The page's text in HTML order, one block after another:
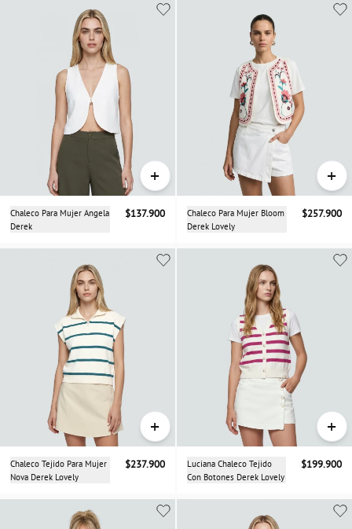
+
Chaleco Para Mujer Angela
Derek
$137.900
+
Chaleco Para Mujer Bloom
Derek Lovely
$257.900
+
Chaleco Tejido Para Mujer
Nova Derek Lovely
$237.900
+
Luciana Chaleco Tejido
Con Botones Derek Lovely
$199.900